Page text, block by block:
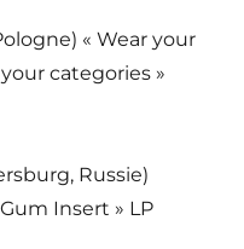
« Wear your
categories »
Russie)
Insert » LP